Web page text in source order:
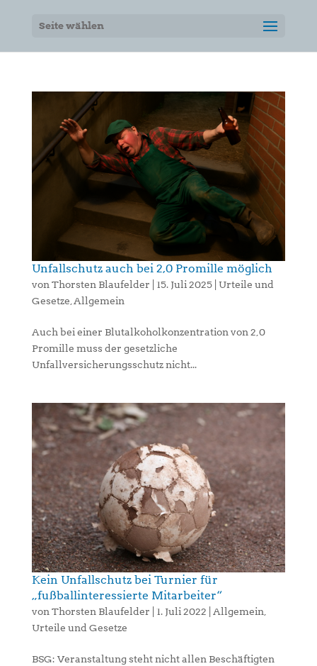
Seite wählen
Unfallschutz auch bei 2,0 Promille möglich
von Thorsten Blaufelder 15. Juli 2025| Urteile und
Gesetze Allgemein
Auch bei einer Blutalkoholkonzentration von 2,0
Promille muss der gesetzliche
Unfallversicherungsschutz nicht...
Kein Unfallschutz bei Turnier für
„fußballinteressierte Mitarbeiter“
von Thorsten Blaufelder 1. Juli 2022 Allgemein
Urteile und Gesetze
BSG: Veranstaltung steht nicht allen Beschäftigten